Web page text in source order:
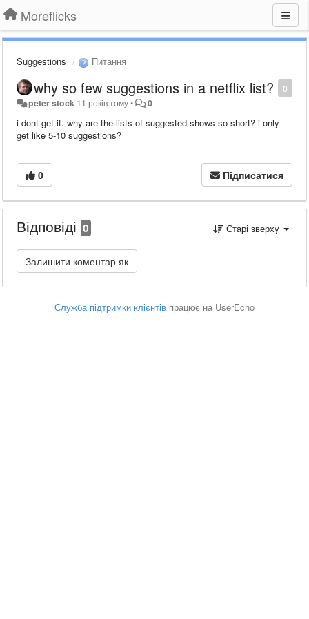
Moreflicks
Suggestions Питання
0
why so few suggestions in a netflix list?
peter stock 11 років тому• 0
i dont get it. why are the lists of suggested shows so short? i only
get like 5-10 suggestions?
0 Підписатися
Відповіді 0 Старі зверху
Служба підтримки клієнтів працює на UserEcho